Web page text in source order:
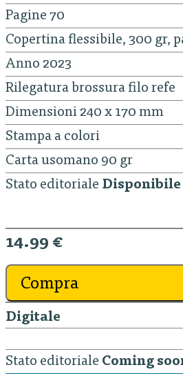
Pagine 70
Copertina flessibile, 300 gr,
Anno 2023
Rilegatura brossura filo refe
Dimensioni 240 x 170 mm
Stampa a colori
Carta usomano 90 gr
Stato editoriale Disponibile
14.99 €
Compra
Digitale
Stato editoriale Coming